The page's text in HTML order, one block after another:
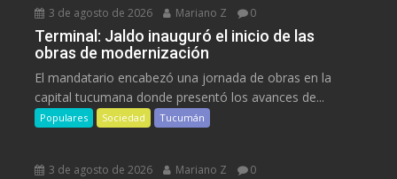
3 de agosto de 2026 Mariano Z 0
Terminal: Jaldo inauguró el inicio de las
obras de modernización
El mandatario encabezó una jornada de obras en la
capital tucumana donde presentó los avances de...
Populares Sociedad Tucumán
3 de agosto de 2026 Mariano Z 0